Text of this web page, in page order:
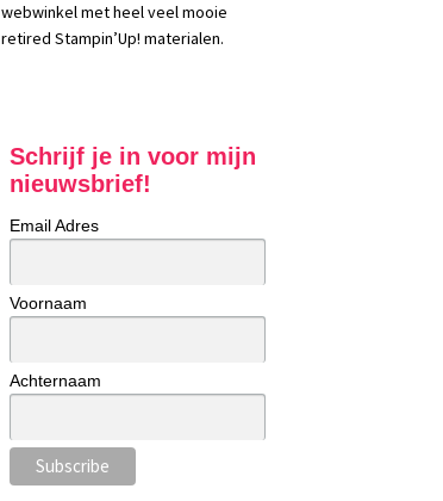
webwinkel met heel veel mooie
retired Stampin’Up! materialen.
Schrijf je in voor mijn
nieuwsbrief!
Email Adres
Voornaam
Achternaam